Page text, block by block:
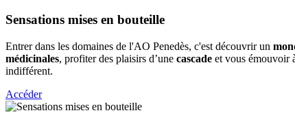
Sensations mises en bouteille
Entrer dans les domaines de l'AO Penedès, c'est découvrir un
médicinales, profiter des plaisirs d’une cascade et vous émouvoir
indifférent.
Accéder